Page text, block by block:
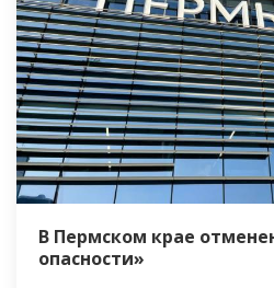
В Пермском крае
опасности»